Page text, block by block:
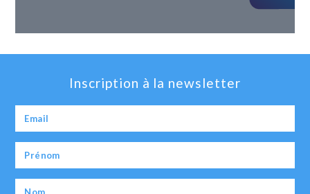
Inscription à la newsletter